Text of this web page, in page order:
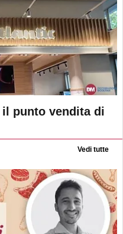
punto vendita di
Vedi tutte